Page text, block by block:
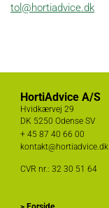
tol@hortiadvice.dk
HortiAdvice A/S
Hvidkærvej 29
DK 5250 Odense SV
+ 45 87 40 66 00
kontakt@hortiadvice.dk
CVR nr.: 32 30 51 64